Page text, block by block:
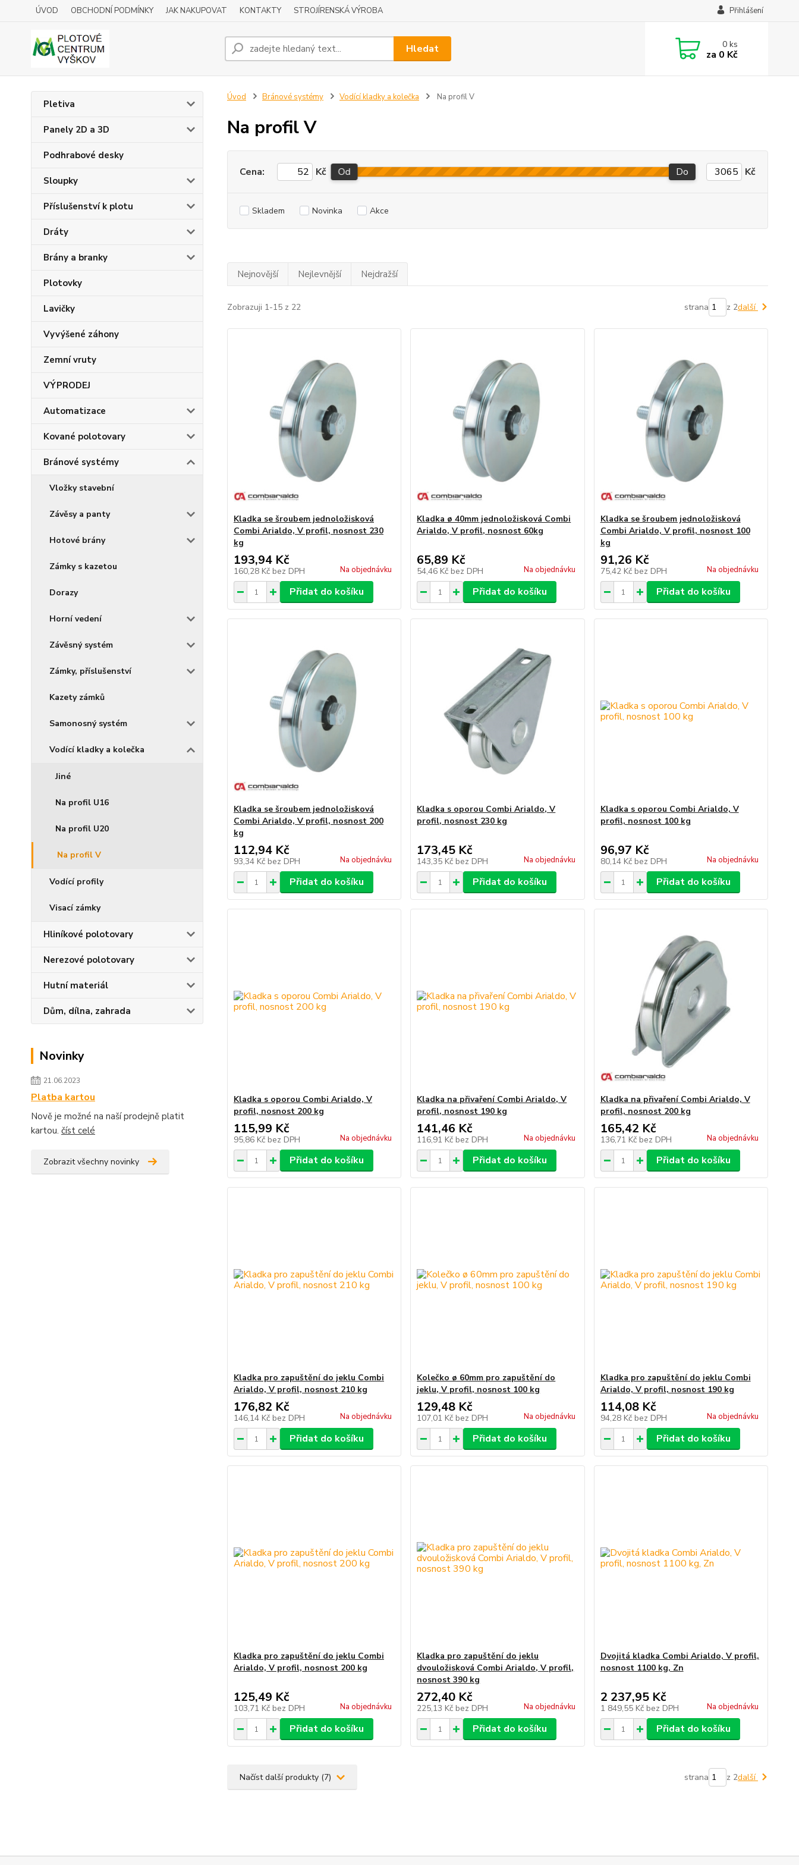
ÚVOD OBCHODNÍ PODMÍNKY JAK NAKUPOVAT KONTAKTY STROJÍRENSKÁ VÝROBA Přihlášení
Hledat 0ks
za 0 Kč
Pletiva
Panely 2D a 3D
Podhrabové desky
Sloupky
Příslušenství k plotu
Dráty
Brány a branky
Plotovky
Lavičky
Vyvýšené záhony
Zemní vruty
VÝPRODEJ
Automatizace
Kované polotovary
Bránové systémy
Vložky stavební
Závěsy a panty
Hotové brány
Zámky s kazetou
Dorazy
Horní vedení
Závěsný systém
Zámky, příslušenství
Kazety zámků
Samonosný systém
Vodící kladky a kolečka
Jiné
Na profil U16
Na profil U20
Na profil V
Vodící profily
Visací zámky
Hliníkové polotovary
Nerezové polotovary
Hutní materiál
Dům, dílna, zahrada
Novinky
21.06.2023
Platba kartou
Nově je možné na naší prodejně platit
kartou. číst celé
Zobrazit všechny novinky
Úvod Bránové systémy Vodící kladky a kolečka Na profil V
Na profil V
Cena: Kč Od Do Kč
Skladem Novinka Akce
Nejnovější Nejlevnější Nejdražší
Zobrazuji 1-15 z 22 strana z 2další
Kladka se šroubem jednoložisková
Combi Arialdo, V profil, nosnost 230
kg
193,94 Kč
160,28 Kč bez DPH Na objednávku
Přidat do košíku
Kladka ø 40mm jednoložisková Combi
Arialdo, V profil, nosnost 60kg
65,89 Kč
54,46 Kč bez DPH Na objednávku
Přidat do košíku
Kladka se šroubem jednoložisková
Combi Arialdo, V profil, nosnost 100
kg
91,26 Kč
75,42 Kč bez DPH Na objednávku
Přidat do košíku
Kladka se šroubem jednoložisková
Combi Arialdo, V profil, nosnost 200
kg
112,94 Kč
93,34 Kč bez DPH Na objednávku
Přidat do košíku
Kladka s oporou Combi Arialdo, V
profil, nosnost 230 kg
173,45 Kč
143,35 Kč bez DPH Na objednávku
Přidat do košíku
Kladka s oporou Combi Arialdo, V
profil, nosnost 100 kg
96,97 Kč
80,14 Kč bez DPH Na objednávku
Přidat do košíku
Kladka s oporou Combi Arialdo, V
profil, nosnost 200 kg
115,99 Kč
95,86 Kč bez DPH Na objednávku
Přidat do košíku
Kladka na přivaření Combi Arialdo, V
profil, nosnost 190 kg
141,46 Kč
116,91 Kč bez DPH Na objednávku
Přidat do košíku
Kladka na přivaření Combi Arialdo, V
profil, nosnost 200 kg
165,42 Kč
136,71 Kč bez DPH Na objednávku
Přidat do košíku
Kladka pro zapuštění do jeklu Combi
Arialdo, V profil, nosnost 210 kg
176,82 Kč
146,14 Kč bez DPH Na objednávku
Přidat do košíku
Kolečko ø 60mm pro zapuštění do
jeklu, V profil, nosnost 100 kg
129,48 Kč
107,01 Kč bez DPH Na objednávku
Přidat do košíku
Kladka pro zapuštění do jeklu Combi
Arialdo, V profil, nosnost 190 kg
114,08 Kč
94,28 Kč bez DPH Na objednávku
Přidat do košíku
Kladka pro zapuštění do jeklu Combi
Arialdo, V profil, nosnost 200 kg
125,49 Kč
103,71 Kč bez DPH Na objednávku
Přidat do košíku
Kladka pro zapuštění do jeklu
dvouložisková Combi Arialdo, V profil,
nosnost 390 kg
272,40 Kč
225,13 Kč bez DPH Na objednávku
Přidat do košíku
Dvojitá kladka Combi Arialdo, V profil,
nosnost 1100 kg, Zn
2 237,95 Kč
1 849,55 Kč bez DPH Na objednávku
Přidat do košíku
Načíst další produkty (7) strana z 2další